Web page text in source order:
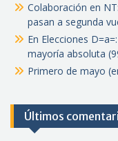
Colaboración en
pasan a segunda
En Elecciones
mayoría absoluta
Primero de mayo
Últimos